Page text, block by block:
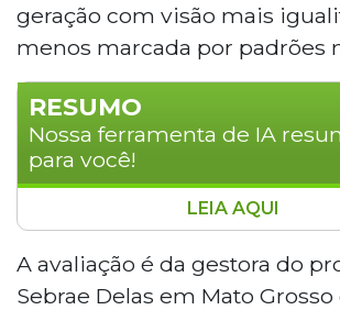
geração com visão mais
menos marcada por padrões
RESUMO
Nossa ferramenta de IA
para você!
Em Mato Grosso do Sul,
lideram 42% dos negócios,
9,8% das empresas com mais
LEIA AQUI
A avaliação é da gestora do
Sebrae Delas em Mato Grosso